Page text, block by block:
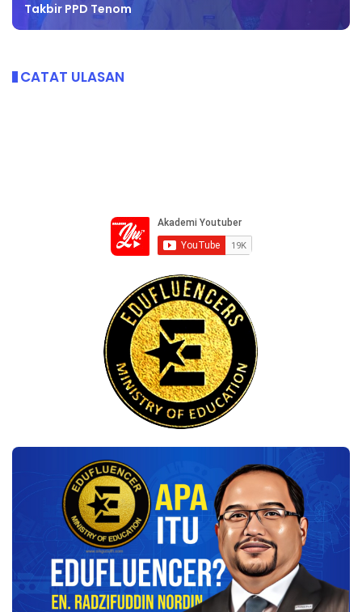
Takbir PPD Tenom
CATAT ULASAN